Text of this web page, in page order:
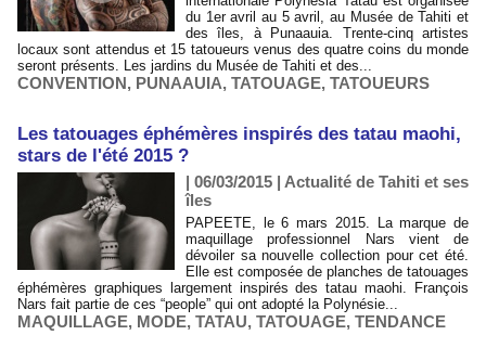
du 1er avril au 5 avril, au Musée de Tahiti et
des îles, à Punaauia. Trente-cinq artistes
locaux sont attendus et 15 tatoueurs venus des quatre coins du monde
seront présents. Les jardins du Musée de Tahiti et des...
CONVENTION, PUNAAUIA, TATOUAGE, TATOUEURS
Les tatouages éphémères inspirés des tatau maohi,
stars de l'été 2015 ?
| 06/03/2015 | Actualité de Tahiti et ses
îles
PAPEETE, le 6 mars 2015. La marque de
maquillage professionnel Nars vient de
dévoiler sa nouvelle collection pour cet été.
Elle est composée de planches de tatouages
éphémères graphiques largement inspirés des tatau maohi. François
Nars fait partie de ces “people” qui ont adopté la Polynésie...
MAQUILLAGE, MODE, TATAU, TATOUAGE, TENDANCE